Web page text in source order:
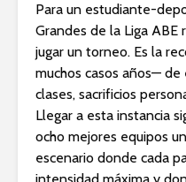
Para un estudiante-
Grandes de la Liga ABE
jugar un torneo. Es la
muchos casos años—
clases, sacrificios
Llegar a esta instancia
ocho mejores equipos
escenario donde cada